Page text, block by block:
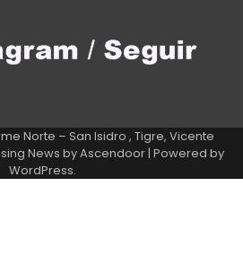
Norte – San Isidro , Tigre, Vicente
News byAscendoor| Powered by
WordPress.